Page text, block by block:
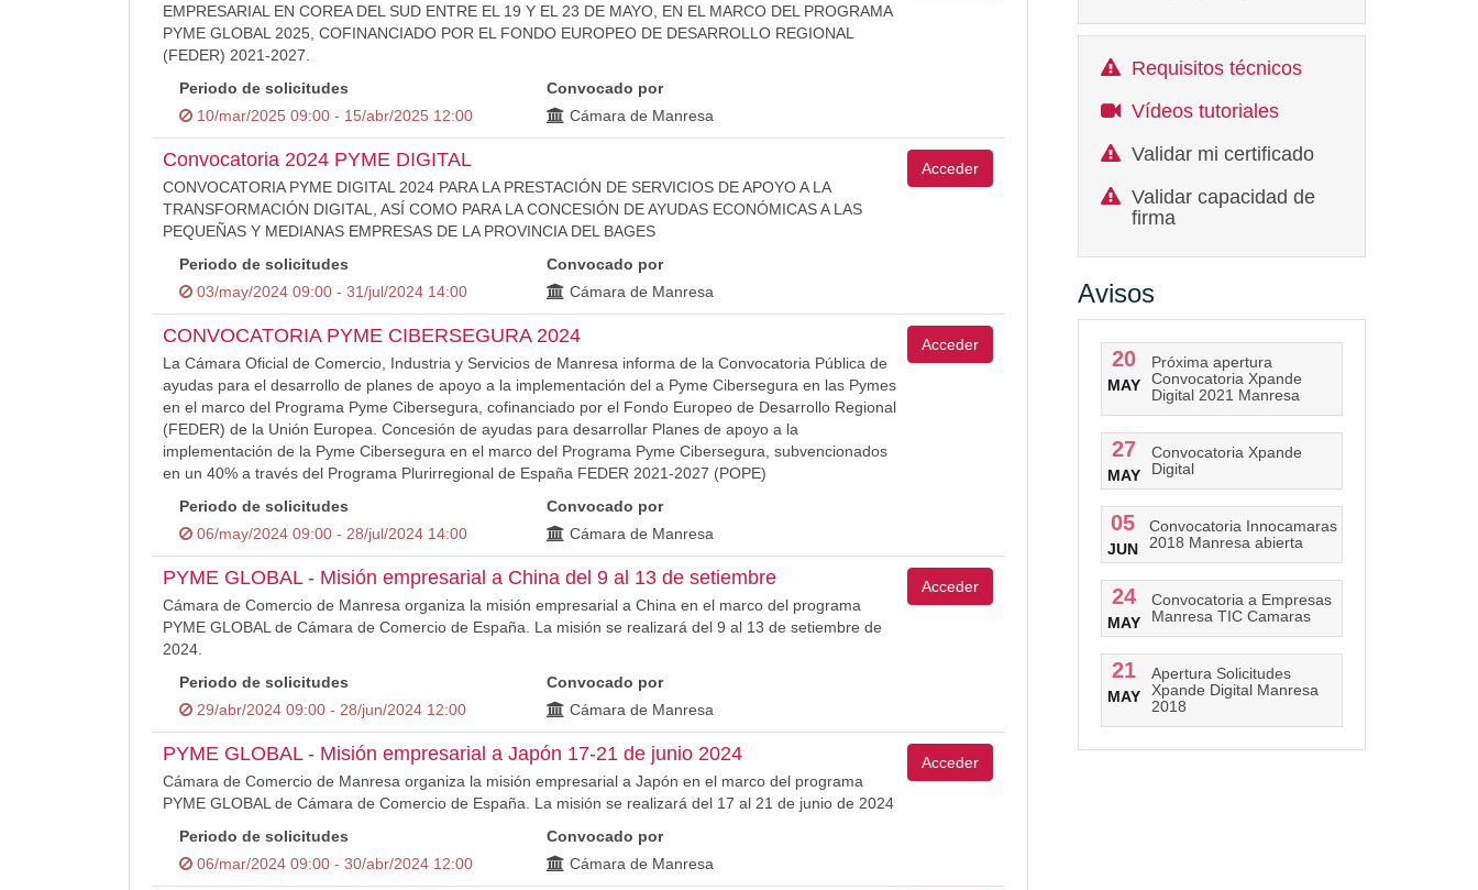
EMPRESARIAL EN COREA DEL SUD ENTRE EL 19 Y EL 23 DE MAYO, EN EL MARCO DEL PROGRAMA
PYME GLOBAL 2025, COFINANCIADO POR EL FONDO EUROPEO DE DESARROLLO REGIONAL
(FEDER) 2021-2027.
Periodo de solicitudes
10/mar/2025 09:00 - 15/abr/2025 12:00
Convocado por
Cámara de Manresa
Convocatoria 2024 PYME DIGITAL
CONVOCATORIA PYME DIGITAL 2024 PARA LA PRESTACIÓN DE SERVICIOS DE APOYO A LA
TRANSFORMACIÓN DIGITAL, ASÍ COMO PARA LA CONCESIÓN DE AYUDAS ECONÓMICAS A LAS
PEQUEÑAS Y MEDIANAS EMPRESAS DE LA PROVINCIA DEL BAGES
Periodo de solicitudes
03/may/2024 09:00 - 31/jul/2024 14:00
Convocado por
Cámara de Manresa
Acceder
CONVOCATORIA PYME CIBERSEGURA 2024
La Cámara Oficial de Comercio, Industria y Servicios de Manresa informa de la Convocatoria Pública de
ayudas para el desarrollo de planes de apoyo a la implementación del a Pyme Cibersegura en las Pymes
en el marco del Programa Pyme Cibersegura, cofinanciado por el Fondo Europeo de Desarrollo Regional
(FEDER) de la Unión Europea. Concesión de ayudas para desarrollar Planes de apoyo a la
implementación de la Pyme Cibersegura en el marco del Programa Pyme Cibersegura, subvencionados
en un 40% a través del Programa Plurirregional de España FEDER 2021-2027 (POPE)
Periodo de solicitudes
06/may/2024 09:00 - 28/jul/2024 14:00
Convocado por
Cámara de Manresa
Acceder
PYME GLOBAL - Misión empresarial a China del 9 al 13 de setiembre
Cámara de Comercio de Manresa organiza la misión empresarial a China en el marco del programa
PYME GLOBAL de Cámara de Comercio de España. La misión se realizará del 9 al 13 de setiembre de
2024.
Periodo de solicitudes
29/abr/2024 09:00 - 28/jun/2024 12:00
Convocado por
Cámara de Manresa
Acceder
PYME GLOBAL - Misión empresarial a Japón 17-21 de junio 2024
Cámara de Comercio de Manresa organiza la misión empresarial a Japón en el marco del programa
PYME GLOBAL de Cámara de Comercio de España. La misión se realizará del 17 al 21 de junio de 2024
Periodo de solicitudes
06/mar/2024 09:00 - 30/abr/2024 12:00
Convocado por
Cámara de Manresa
Acceder
Requisitos técnicos
Vídeos tutoriales
Validar mi certificado
Validar capacidad de
firma
Avisos
20
MAY
Próxima apertura
Convocatoria Xpande
Digital 2021 Manresa
27
MAY
Convocatoria Xpande
Digital
05
JUN
Convocatoria Innocamaras
2018 Manresa abierta
24
MAY
Convocatoria a Empresas
Manresa TIC Camaras
21
MAY
Apertura Solicitudes
Xpande Digital Manresa
2018